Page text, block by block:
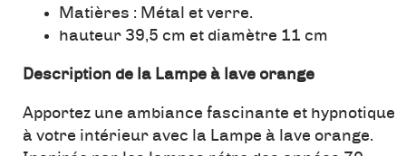
Matières : Métal et verre.
hauteur 39,5 cm et diamètre 11 cm
Description de la Lampe à lave orange
Apportez une ambiance fascinante et hypnotique
à votre intérieur avec la Lampe à lave orange.